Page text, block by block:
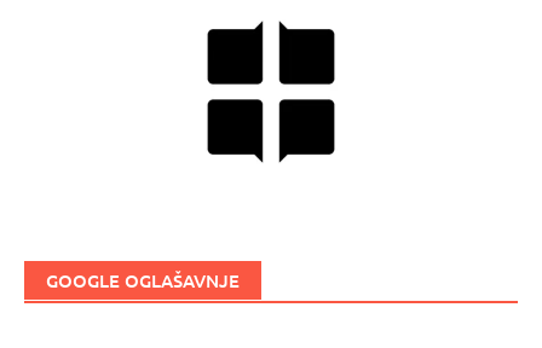
GOOGLE OGLAŠAVNJE